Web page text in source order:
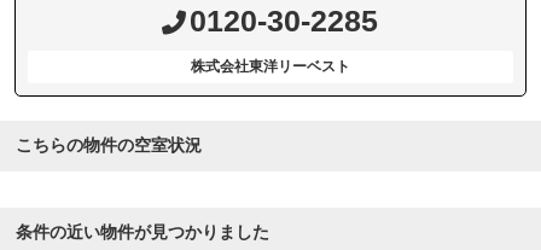
0120-30-2285
株式会社東洋リーベスト
こちらの物件の空室状況
条件の近い物件が見つかりました